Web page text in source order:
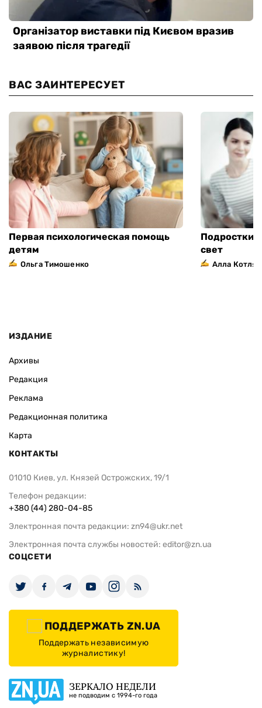
ВАС ЗАИНТЕРЕСУЕТ
Первая психологическая помощь
детям
Ольга Тимошенко
Подростки:
свет
Алла Котляр
ИЗДАНИЕ
Архивы
Редакция
Реклама
Редакционная политика
Карта
КОНТАКТЫ
01010 Киев, ул. Князей Острожских, 19/1
Телефон редакции:
+380 (44) 280-04-85
Электронная почта редакции: zn94@ukr.net
Электронная почта службы новостей: editor@zn.ua
СОЦСЕТИ
ПОДДЕРЖАТЬ ZN.UA
Поддержать независимую
журналистику!
ЗЕРКАЛО НЕДЕЛИ
не подводим с 1994-го года